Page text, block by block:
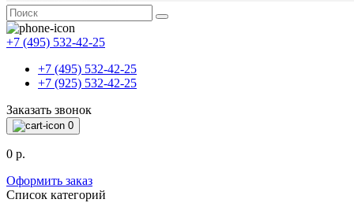
+7 (495) 532-42-25
+7 (495) 532-42-25
+7 (925) 532-42-25
Заказать звонок
0
0 р.
Оформить заказ
Список категорий